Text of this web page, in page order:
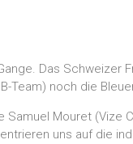
Das
Team) noch die
Mouret (Vize
uns auf die